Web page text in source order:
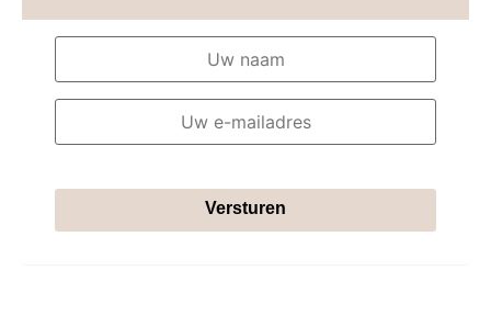
Versturen